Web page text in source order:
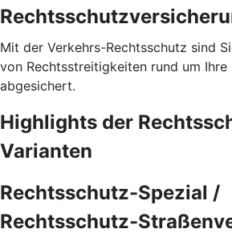
Mit der Verkehrs-Rechtsschutz sind
von Rechtsstreitigkeiten rund um Ihre
abgesichert.
Highlights der
Varianten
Rechtsschutz-Spezial /
Rechtsschutz-